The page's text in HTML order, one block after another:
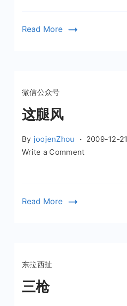
Read More
微信公众号
这腿风
By joojenZhou
2009-12-21
Write a Commenton
Read More
东拉西扯
三枪